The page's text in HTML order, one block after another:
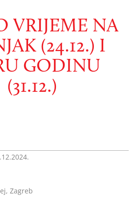
VRIJEME NA
(24.12.) I
GODINU
(31.12.)
Zagreb